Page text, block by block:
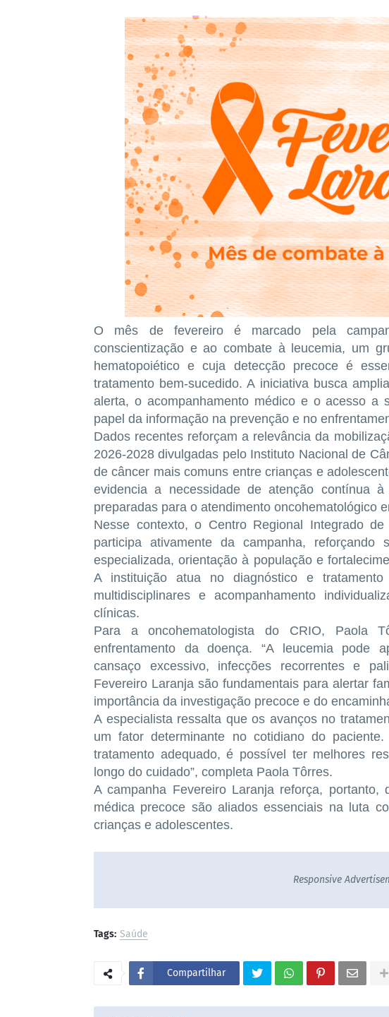
O mês de fevereiro é marcado pela
conscientização e ao combate à leucemia, um
hematopoiético e cuja detecção precoce é
tratamento bem-sucedido. A iniciativa busca
alerta, o acompanhamento médico e o acesso a
papel da informação na prevenção e no
Dados recentes reforçam a relevância da
2026-2028 divulgadas pelo Instituto Nacional de
de câncer mais comuns entre crianças e
evidencia a necessidade de atenção contínua
preparadas para o atendimento oncohematológico
Nesse contexto, o Centro Regional Integrado
participa ativamente da campanha, reforçando
especializada, orientação à população e
A instituição atua no diagnóstico e
multidisciplinares e acompanhamento
clínicas.
Para a oncohematologista do CRIO, Paola
enfrentamento da doença. “A leucemia pode
cansaço excessivo, infecções recorrentes e
Fevereiro Laranja são fundamentais para alertar
importância da investigação precoce e do
A especialista ressalta que os avanços no
um fator determinante no cotidiano do
tratamento adequado, é possível ter melhores
longo do cuidado”, completa Paola Tôrres.
A campanha Fevereiro Laranja reforça, portanto,
médica precoce são aliados essenciais na luta
crianças e adolescentes.
Responsive
Tags: Saúde
Compartilhar